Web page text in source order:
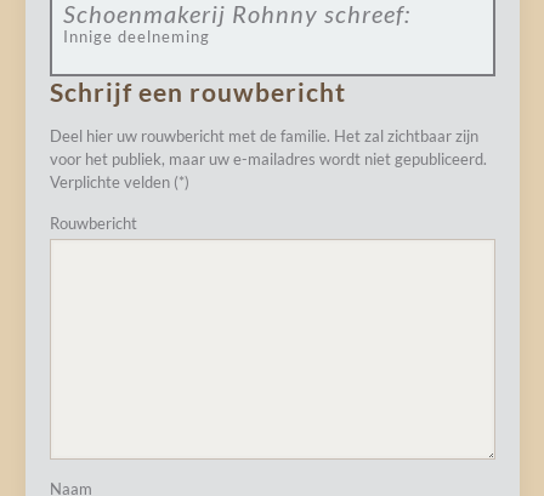
Schoenmakerij Rohnny schreef:
Innige deelneming
Schrijf een rouwbericht
Deel hier uw rouwbericht met de familie. Het zal zichtbaar zijn
voor het publiek, maar uw e-mailadres wordt niet gepubliceerd.
Verplichte velden (*)
Rouwbericht
Naam